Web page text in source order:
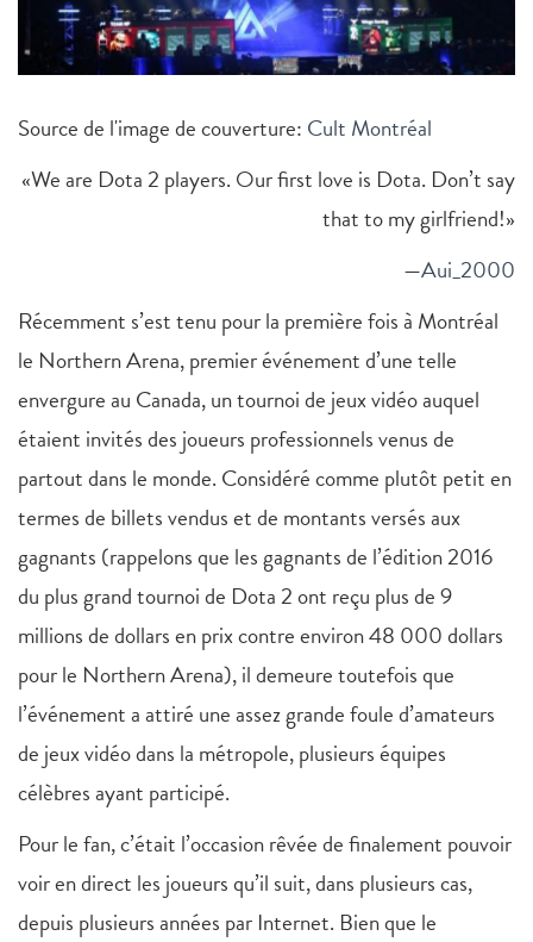
Source de l'image de couverture: Cult Montréal
«We are Dota 2 players. Our first love is Dota. Don’t say
that to my girlfriend!»
—Aui_2000
Récemment s’est tenu pour la première fois à Montréal
le Northern Arena, premier événement d’une telle
envergure au Canada, un tournoi de jeux vidéo auquel
étaient invités des joueurs professionnels venus de
partout dans le monde. Considéré comme plutôt petit en
termes de billets vendus et de montants versés aux
gagnants (rappelons que les gagnants de l’édition 2016
du plus grand tournoi de Dota 2 ont reçu plus de 9
millions de dollars en prix contre environ 48 000 dollars
pour le Northern Arena), il demeure toutefois que
l’événement a attiré une assez grande foule d’amateurs
de jeux vidéo dans la métropole, plusieurs équipes
célèbres ayant participé.
Pour le fan, c’était l’occasion rêvée de finalement pouvoir
voir en direct les joueurs qu’il suit, dans plusieurs cas,
depuis plusieurs années par Internet. Bien que le